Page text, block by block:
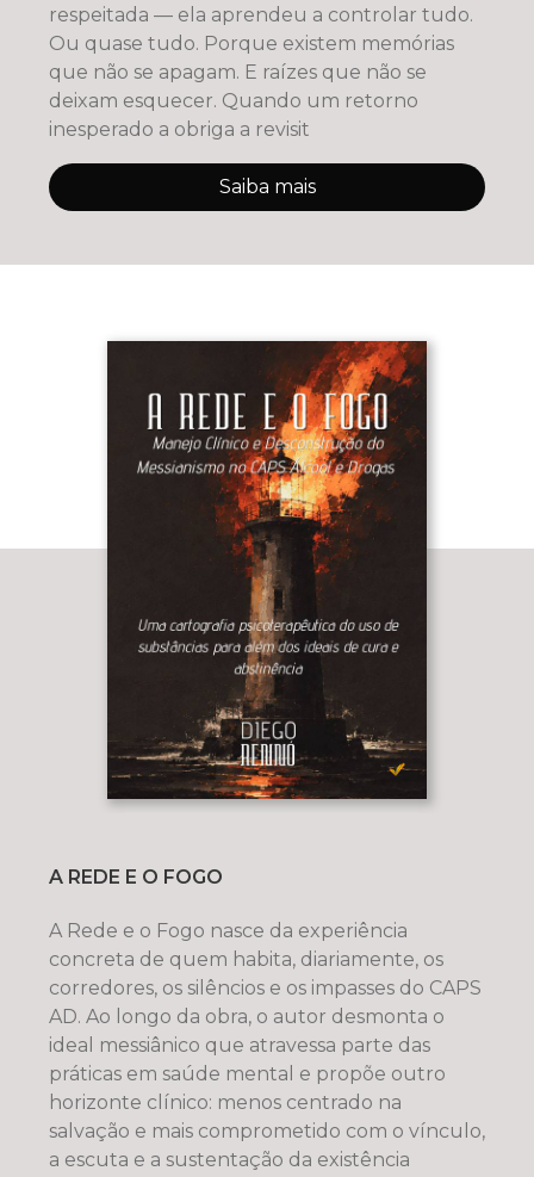
respeitada — ela aprendeu a controlar tudo.
Ou quase tudo. Porque existem memórias
que não se apagam. E raízes que não se
deixam esquecer. Quando um retorno
inesperado a obriga a revisit
Saiba mais
A REDE E O FOGO
A Rede e o Fogo nasce da experiência
concreta de quem habita, diariamente, os
corredores, os silêncios e os impasses do CAPS
AD. Ao longo da obra, o autor desmonta o
ideal messiânico que atravessa parte das
práticas em saúde mental e propõe outro
horizonte clínico: menos centrado na
salvação e mais comprometido com o vínculo,
a escuta e a sustentação da existência